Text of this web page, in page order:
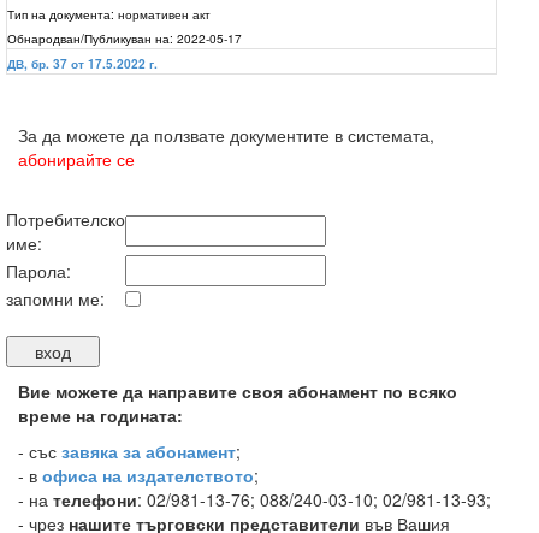
Тип на документа: нормативен акт
Обнародван/Публикуван на: 2022-05-17
ДВ, бр. 37 от 17.5.2022 г.
За да можете да ползвате документите в системата,
абонирайте се
Потребителско
име:
Парола:
запомни ме:
Вие можете да направите своя абонамент по всяко
време на годината:
- със завяка за абонамент;
- в офиса на издателството;
- на телефони: 02/981-13-76; 088/240-03-10; 02/981-13-93;
- чрез нашите търговски представители във Вашия